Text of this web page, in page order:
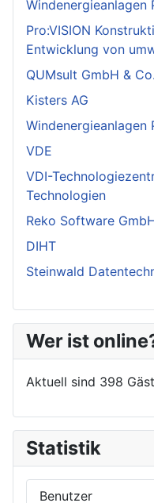
Windenergieanlagen
Pro:VISION
Entwicklung von
QUMsult GmbH &
Kisters AG
Windenergieanlagen
VDE
VDI-
Technologien
Reko Software
DIHT
Steinwald
Wer ist
Aktuell sind 398
Statistik
Benutzer